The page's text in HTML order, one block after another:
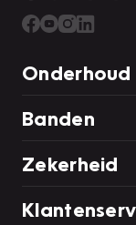
Onderhoud
Banden
Zekerheid